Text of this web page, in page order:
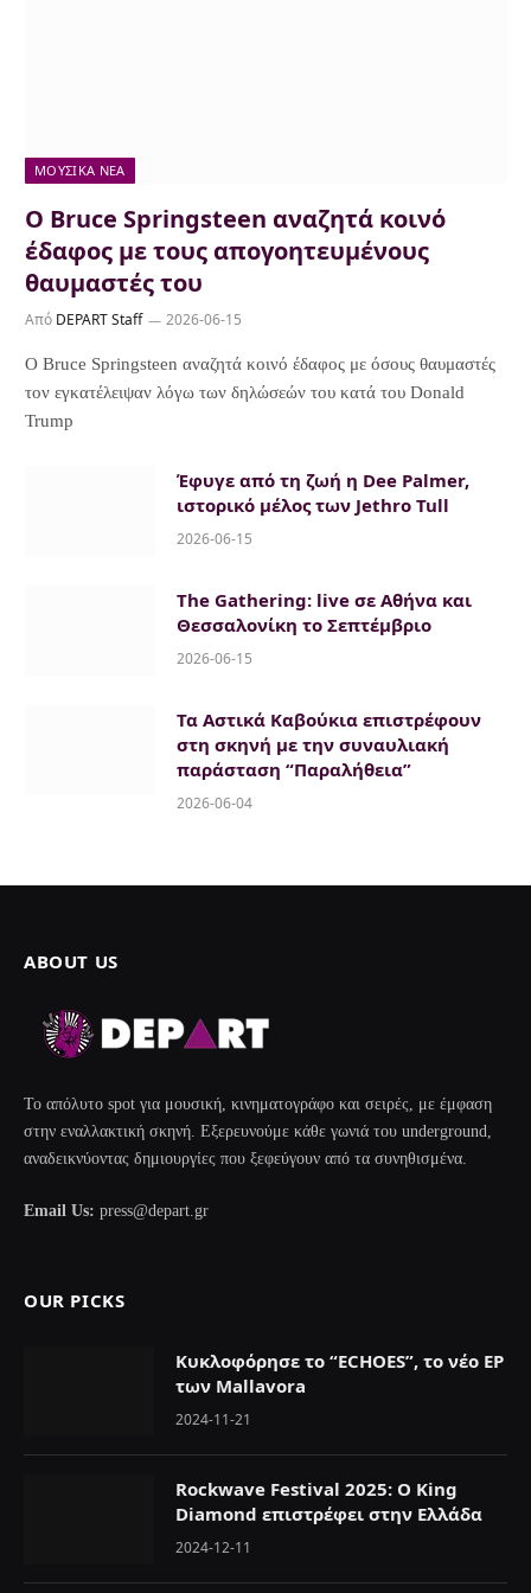
ΜΟΥΣΙΚΆ ΝΈΑ
Ο Bruce Springsteen αναζητά κοινό
έδαφος με τους απογοητευμένους
θαυμαστές του
Από DEPART Staff 2026-06-15
Ο Bruce Springsteen αναζητά κοινό έδαφος με όσους θαυμαστές
τον εγκατέλειψαν λόγω των δηλώσεών του κατά του Donald
Trump
Έφυγε από τη ζωή η Dee Palmer,
ιστορικό μέλος των Jethro Tull
2026-06-15
The Gathering: live σε Αθήνα και
Θεσσαλονίκη το Σεπτέμβριο
2026-06-15
Τα Αστικά Καβούκια επιστρέφουν
στη σκηνή με την συναυλιακή
παράσταση “Παραλήθεια”
2026-06-04
ABOUT US
Το απόλυτο spot για μουσική, κινηματογράφο και σειρές, με έμφαση
στην εναλλακτική σκηνή. Εξερευνούμε κάθε γωνιά του underground,
αναδεικνύοντας δημιουργίες που ξεφεύγουν από τα συνηθισμένα.
Email Us: press@depart.gr
OUR PICKS
Κυκλοφόρησε το “ECHOES”, το νέο EP
των Mallavora
2024-11-21
Rockwave Festival 2025: O King
Diamond επιστρέφει στην Ελλάδα
2024-12-11